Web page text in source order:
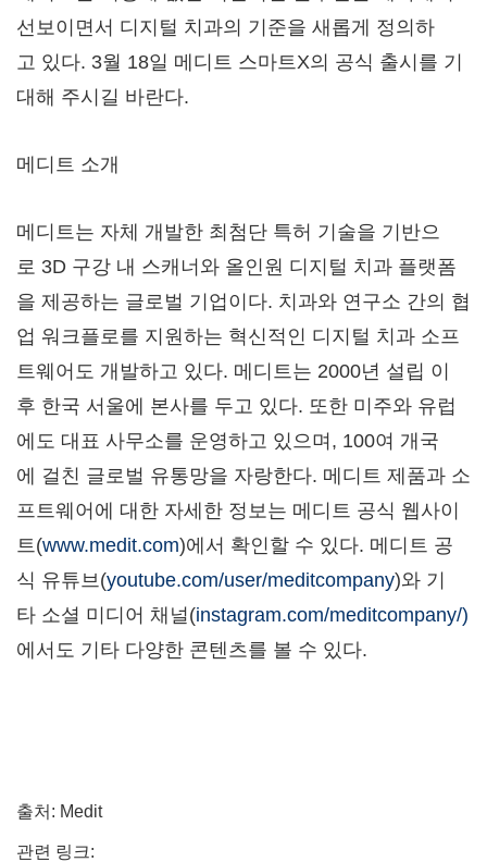
선보이면서 디지털 치과의 기준을 새롭게 정의하
고 있다. 3월 18일 메디트 스마트X의 공식 출시를 기
대해 주시길 바란다.
메디트 소개
메디트는 자체 개발한 최첨단 특허 기술을 기반으
로 3D 구강 내 스캐너와 올인원 디지털 치과 플랫폼
을 제공하는 글로벌 기업이다. 치과와 연구소 간의 협
업 워크플로를 지원하는 혁신적인 디지털 치과 소프
트웨어도 개발하고 있다. 메디트는 2000년 설립 이
후 한국 서울에 본사를 두고 있다. 또한 미주와 유럽
에도 대표 사무소를 운영하고 있으며, 100여 개국
에 걸친 글로벌 유통망을 자랑한다. 메디트 제품과 소
프트웨어에 대한 자세한 정보는 메디트 공식 웹사이
트(www.medit.com)에서 확인할 수 있다. 메디트 공
식 유튜브(youtube.com/user/meditcompany)와 기
타 소셜 미디어 채널(instagram.com/meditcompany/)
에서도 기타 다양한 콘텐츠를 볼 수 있다.
출처: Medit
관련 링크: